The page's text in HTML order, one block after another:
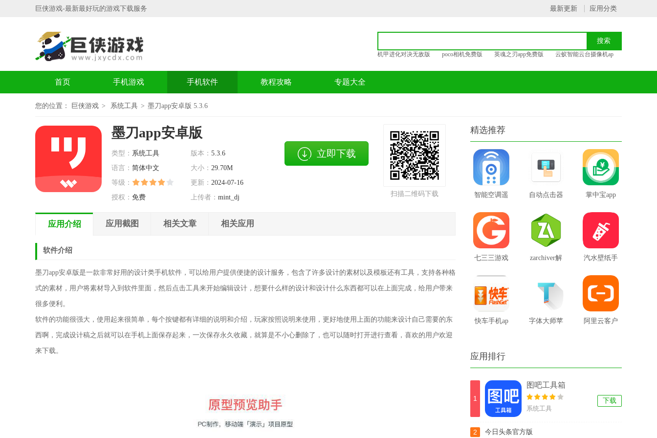
巨侠游戏-最新最好玩的游戏下载服务 最新更新 应用分类
机甲进化对决无敌版 poco相机免费版 英魂之刃app免费版
云蚁智能云台摄像机ap
首页 手机游戏 手机软件 教程攻略 专题大全
您的位置： 巨侠游戏 系统工具 墨刀app安卓版 5.3.6
墨刀app安卓版
类型： 系统工具 版本： 5.3.6
语言： 简体中文 大小： 29.70M
等级：
更新： 2024-07-16
授权： 免费 上传者： mint_dj 扫描二维码下载
立即下载
应用介绍 应用截图 相关文章 相关应用
软件介绍
墨刀app安卓版是一款非常好用的设计类手机软件，可以给用户提供便捷的设计服务，包含了许多设计的素材以及模板还有工具，支持各种格
式的素材，用户将素材导入到软件里面，然后点击工具来开始编辑设计，想要什么样的设计和设计什么东西都可以在上面完成，给用户带来
很多便利。
软件的功能很强大，使用起来很简单，每个按键都有详细的说明和介绍，玩家按照说明来使用，更好地使用上面的功能来设计自己需要的东
西啊，完成设计稿之后就可以在手机上面保存起来，一次保存永久收藏，就算是不小心删除了，也可以随时打开进行查看，喜欢的用户欢迎
来下载。
精选推荐
智能空调遥
控器app
自动点击器
连点器
掌中宝app
官网版
七三三游戏
盒
zarchiver解 汽水壁纸手
机版免费版
快车手机ap 字体大师苹 阿里云客户
应用排行
1
图吧工具箱
系统工具
下载
2 今日头条官方版